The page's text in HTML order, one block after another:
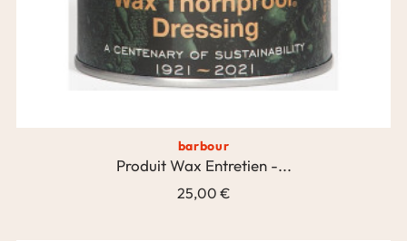
barbour
Produit Wax Entretien -...
25,00 €